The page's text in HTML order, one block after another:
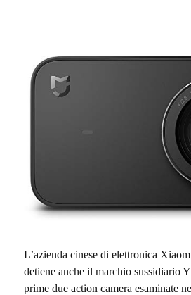
L’azienda cinese di elettronica
detiene anche il marchio sussidiario
prime due action camera esaminate